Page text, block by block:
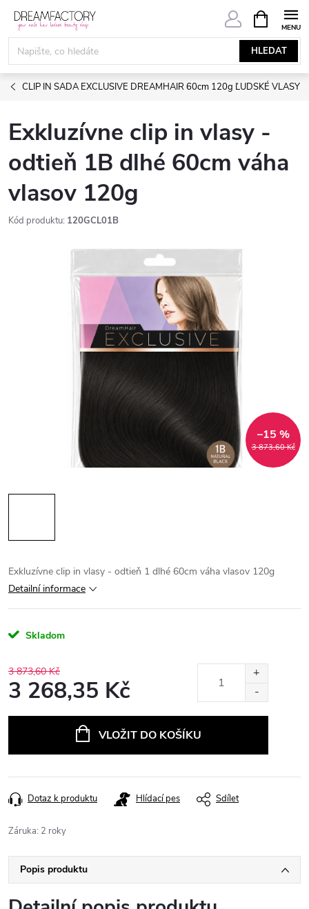
Přejít
obsah
HLEDAT
NÁKUPNÍ
KOŠÍK
CLIP IN SADA EXCLUSIVE DREAMHAIR 60cm 120g ĽUDSKÉ VLASY
Exkluzívne clip in vlasy -
odtieň 1B dlhé 60cm váha
vlasov 120g
Kód produktu: 120GCL01B
3 873,60 Kč
–15 %
Exkluzívne clip in vlasy - odtieň 1 dlhé 60cm váha vlasov 120g
Detailní informace
Skladom
3 873,60 Kč
3 268,35 Kč
VLOŽIT DO KOŠÍKU
Dotaz k produktu Hlídací pes Sdílet
Záruka: 2 roky
Popis produktu